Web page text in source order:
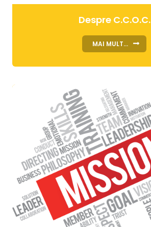
Despre C.C.O.C.
MAI MULT...